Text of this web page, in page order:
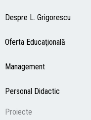
Despre L. Grigorescu
Oferta Educaţională
Management
Personal Didactic
Proiecte